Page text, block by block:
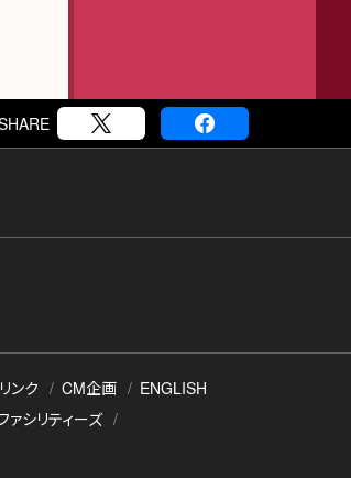
ンク CM企画
ENGLISH
ァシリティーズ